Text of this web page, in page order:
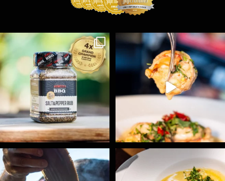
Koření Suncity – autentická BBQ chuť u vás doma!...
1 0
Spoustu podobných triků, které vám usnadní nejenom...
9 0
Ryba na grilu je opravdu rychlá, a stejně tak... Všechny fámozní recepty, které znáte z našich
0